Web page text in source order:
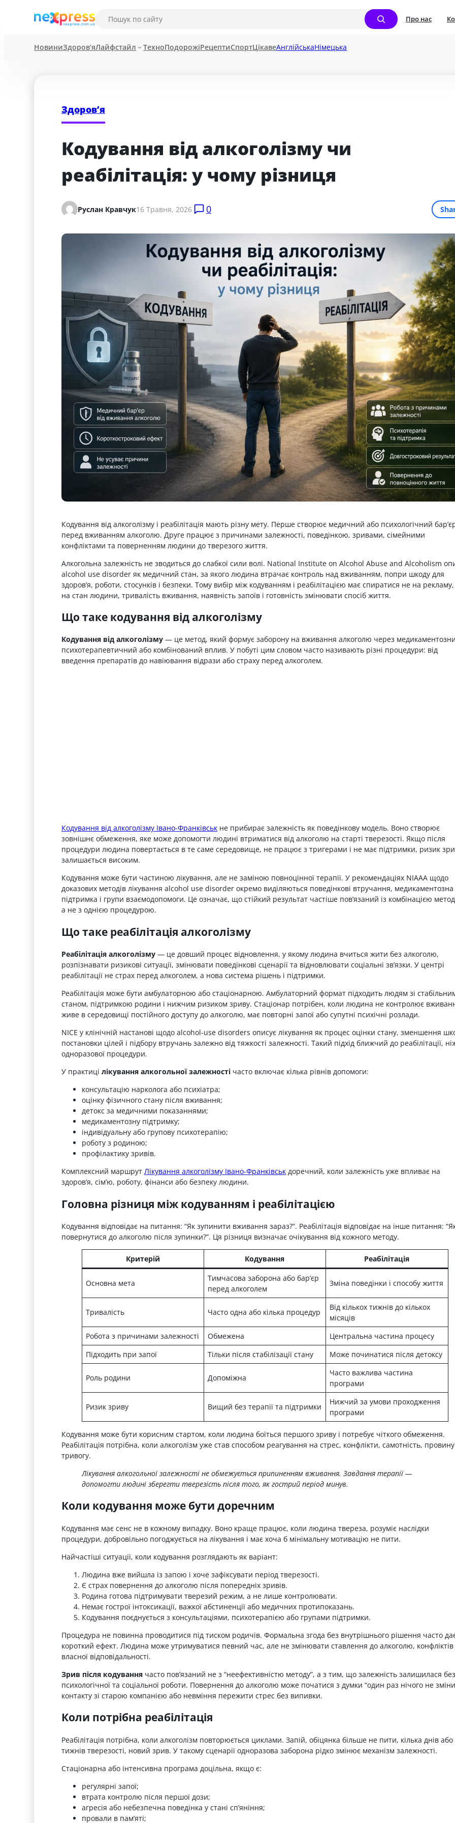
Про нас
НовиниЗдоров’яЛайфстайл ТехноПодорожіРецептиСпортЦікавеАнглійськаНімецька
Здоров’я
Кодування від алкоголізму чи
реабілітація: у чому різниця
Руслан Кравчук16 Травня, 2026 0
Кодування від алкоголізму і реабілітація мають різну мету. Перше створює медичний або психологічний
перед вживанням алкоголю. Друге працює з причинами залежності, поведінкою, зривами, сімейними
конфліктами та поверненням людини до тверезого життя.
Алкогольна залежність не зводиться до слабкої сили волі. National Institute on Alcohol Abuse and Alcoholism
alcohol use disorder як медичний стан, за якого людина втрачає контроль над вживанням, попри шкоду для
здоров’я, роботи, стосунків і безпеки. Тому вибір між кодуванням і реабілітацією має спиратися не на
на стан людини, тривалість вживання, наявність запоїв і готовність змінювати спосіб життя.
Що таке кодування від алкоголізму
Кодування від алкоголізму— це метод, який формує заборону на вживання алкоголю через
психотерапевтичний або комбінований вплив. У побуті цим словом часто називають різні процедури: від
введення препаратів до навіювання відрази або страху перед алкоголем.
Кодування від алкоголізму Івано-Франківськне прибирає залежність як поведінкову модель. Воно створює
зовнішнє обмеження, яке може допомогти людині втриматися від алкоголю на старті тверезості. Якщо після
процедури людина повертається в те саме середовище, не працює з тригерами і не має підтримки, ризик
залишається високим.
Кодування може бути частиною лікування, але не заміною повноцінної терапії. У рекомендаціях NIAAA щодо
доказових методів лікування alcohol use disorder окремо виділяються поведінкові втручання, медикаментозна
підтримка і групи взаємодопомоги. Це означає, що стійкий результат частіше пов’язаний із комбінацією
а не з однією процедурою.
Що таке реабілітація алкоголізму
Реабілітація алкоголізму— це довший процес відновлення, у якому людина вчиться жити без алкоголю,
розпізнавати ризикові ситуації, змінювати поведінкові сценарії та відновлювати соціальні зв’язки. У центрі
реабілітації не страх перед алкоголем, а нова система рішень і підтримки.
Реабілітація може бути амбулаторною або стаціонарною. Амбулаторний формат підходить людям зі
станом, підтримкою родини і нижчим ризиком зриву. Стаціонар потрібен, коли людина не контролює
живе в середовищі постійного доступу до алкоголю, має повторні запої або супутні психічні розлади.
NICE у клінічній настанові щодо alcohol-use disorders описує лікування як процес оцінки стану, зменшення
постановки цілей і підбору втручань залежно від тяжкості залежності. Такий підхід ближчий до реабілітації,
одноразової процедури.
У практиці лікування алкогольної залежностічасто включає кілька рівнів допомоги:
консультацію нарколога або психіатра;
оцінку фізичного стану після вживання;
детокс за медичними показаннями;
медикаментозну підтримку;
індивідуальну або групову психотерапію;
роботу з родиною;
профілактику зривів.
Комплексний маршрут Лікування алкоголізму Івано-Франківськдоречний, коли залежність уже впливає на
здоров’я, сім’ю, роботу, фінанси або безпеку людини.
Головна різниця між кодуванням і реабілітацією
Кодування відповідає на питання: “Як зупинити вживання зараз?”. Реабілітація відповідає на інше питання:
повернутися до алкоголю після зупинки?”. Ця різниця визначає очікування від кожного методу.
Критерій Кодування Реабілітація
Основна мета
Тимчасова заборона або бар’єр
перед алкоголем
Зміна поведінки і способу життя
Тривалість Часто одна або кілька процедур
Від кількох тижнів до кількох
місяців
Робота з причинами залежності
Обмежена
Центральна частина процесу
Підходить при запої
Тільки після стабілізації стану Може починатися після детоксу
Роль родини Допоміжна
Часто важлива частина
програми
Ризик зриву Вищий без терапії та підтримки
Нижчий за умови проходження
програми
Кодування може бути корисним стартом, коли людина боїться першого зриву і потребує чіткого обмеження.
Реабілітація потрібна, коли алкоголізм уже став способом реагування на стрес, конфлікти, самотність,
тривогу.
Лікування алкогольної залежності не обмежується припиненням вживання. Завдання терапії —
допомогти людині зберегти тверезість після того, як гострий період минув.
Коли кодування може бути доречним
Кодування має сенс не в кожному випадку. Воно краще працює, коли людина твереза, розуміє наслідки
процедури, добровільно погоджується на лікування і має хоча б мінімальну мотивацію не пити.
Найчастіші ситуації, коли кодування розглядають як варіант:
Людина вже вийшла із запою і хоче зафіксувати період тверезості.
Є страх повернення до алкоголю після попередніх зривів.
Родина готова підтримувати тверезий режим, а не лише контролювати.
Немає гострої інтоксикації, важкої абстиненції або медичних протипоказань.
Кодування поєднується з консультаціями, психотерапією або групами підтримки.
Процедура не повинна проводитися під тиском родичів. Формальна згода без внутрішнього рішення часто
короткий ефект. Людина може утримуватися певний час, але не змінювати ставлення до алкоголю, конфліктів
власної відповідальності.
Зрив після кодуваннячасто пов’язаний не з “неефективністю методу”, а з тим, що залежність залишилася без
психологічної та соціальної роботи. Повернення до алкоголю може початися з думки “один раз нічого не
контакту зі старою компанією або невміння пережити стрес без випивки.
Коли потрібна реабілітація
Реабілітація потрібна, коли алкоголізм повторюється циклами. Запій, обіцянка більше не пити, кілька днів або
тижнів тверезості, новий зрив. У такому сценарії одноразова заборона рідко змінює механізм залежності.
Стаціонарна або інтенсивна програма доцільна, якщо є:
регулярні запої;
втрата контролю після першої дози;
агресія або небезпечна поведінка у стані сп’яніння;
провали в пам’яті;